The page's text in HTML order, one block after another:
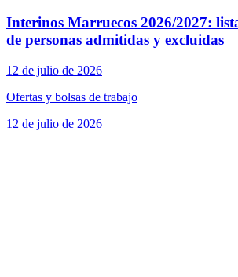
Interinos Marruecos 2026/2027:
de personas admitidas y excluidas
12 de julio de 2026
Ofertas y bolsas de trabajo
12 de julio de 2026